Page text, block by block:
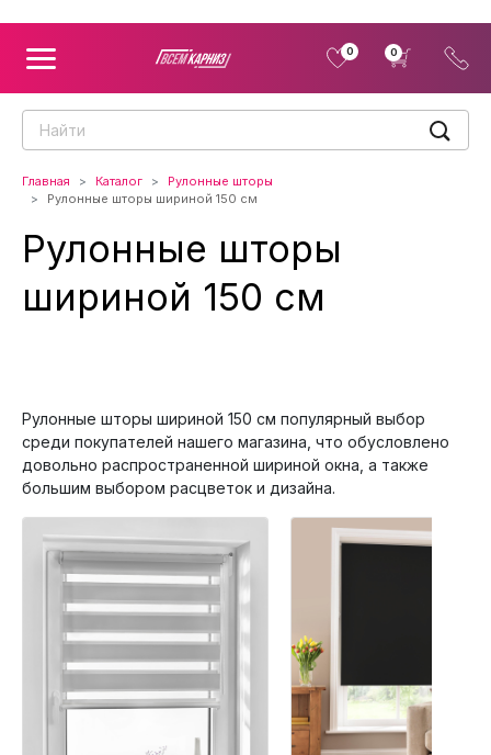
0 0
Главная Каталог
Рулонные шторы
Рулонные шторы шириной 150 см
Рулонные шторы
шириной 150 см
Рулонные шторы шириной 150 см популярный выбор
среди покупателей нашего магазина, что обусловлено
довольно распространенной шириной окна, а также
большим выбором расцветок и дизайна.